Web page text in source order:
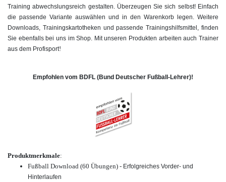
Training abwechslungsreich gestalten. Überzeugen Sie sich selbst! Einfach
die passende Variante auswählen und in den Warenkorb legen. Weitere
Downloads, Trainingskartotheken und passende Trainingshilfsmittel, finden
Sie ebenfalls bei uns im Shop. Mit unseren Produkten arbeiten auch Trainer
aus dem Profisport!
Empfohlen vom BDFL (Bund Deutscher Fußball-Lehrer)!
Produktmerkmale:
Fußball Download (60 Übungen) - Erfolgreiches Vorder- und
Hinterlaufen